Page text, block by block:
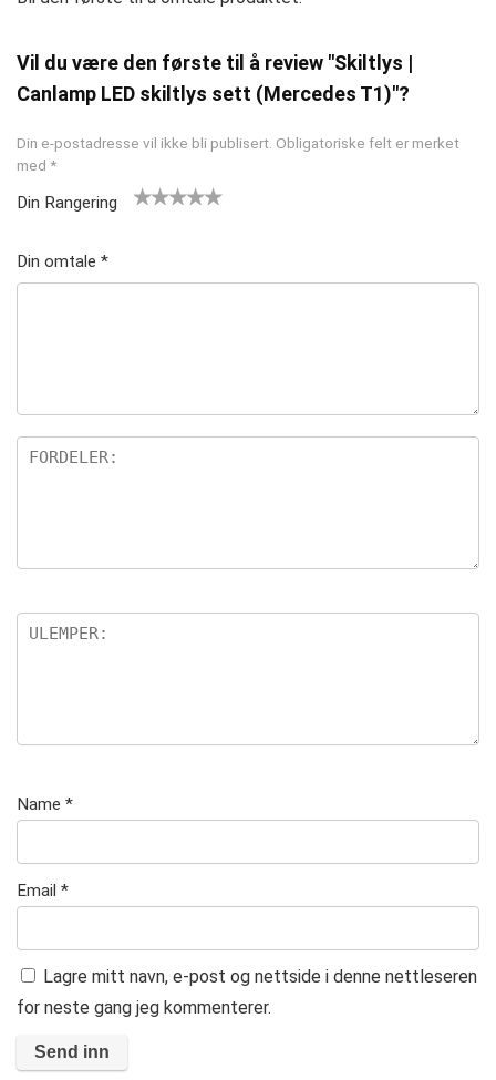
Vil du være den første til å review "Skiltlys |
Canlamp LED skiltlys sett (Mercedes T1)"?
Din e-postadresse vil ikke bli publisert. Obligatoriske felt er merket
med *
Din Rangering
5
stjer
er
Din omtale *
Name *
Email *
Lagre mitt navn, e-post og nettside i denne nettleseren
for neste gang jeg kommenterer.